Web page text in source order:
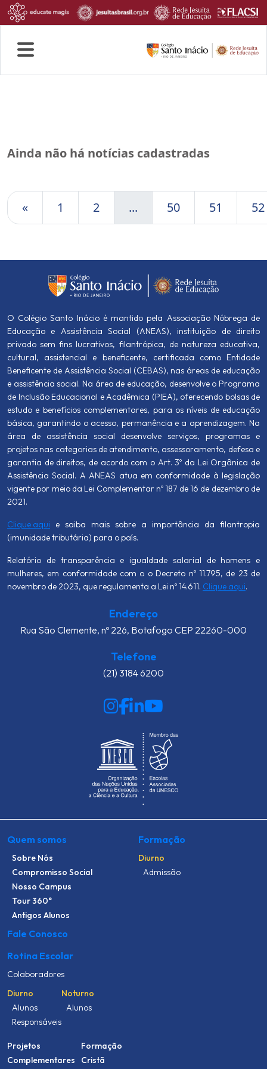
Ainda não há notícias cadastradas
« 1 2 ... 50 51 52
O Colégio Santo Inácio é mantido pela Associação Nóbrega de
Educação e Assistência Social (ANEAS), instituição de direito
privado sem fins lucrativos, filantrópica, de natureza educativa,
cultural, assistencial e beneficente, certificada como Entidade
Beneficente de Assistência Social (CEBAS), nas áreas de educação
e assistência social. Na área de educação, desenvolve o Programa
de Inclusão Educacional e Acadêmica (PIEA), oferecendo bolsas de
estudo e benefícios complementares, para os níveis de educação
básica, garantindo o acesso, permanência e a aprendizagem. Na
área de assistência social desenvolve serviços, programas e
projetos nas categorias de atendimento, assessoramento, defesa e
garantia de direitos, de acordo com o Art. 3º da Lei Orgânica de
Assistência Social. A ANEAS atua em conformidade à legislação
vigente por meio da Lei Complementar nº 187 de 16 de dezembro de
2021.
Clique aqui e saiba mais sobre a importância da filantropia
(imunidade tributária) para o país.
Relatório de transparência e igualdade salarial de homens e
mulheres, em conformidade com o o Decreto nº 11.795, de 23 de
novembro de 2023, que regulamenta a Lei nº 14.611. Clique aqui.
Endereço
Rua São Clemente, nº 226, Botafogo CEP 22260-000
Telefone
(21) 3184 6200
Quem somos
Sobre Nós
Compromisso Social
Nosso Campus
Tour 360°
Antigos Alunos
Fale Conosco
Formação
Diurno
Admissão
Rotina Escolar
Colaboradores
Diurno
Alunos
Responsáveis
Noturno
Alunos
Projetos
Complementares
Formação
Cristã